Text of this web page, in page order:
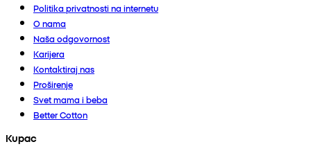
Politika privatnosti na internetu
O nama
Naša odgovornost
Karijera
Kontaktiraj nas
Proširenje
Svet mama i beba
Better Cotton
Kupac